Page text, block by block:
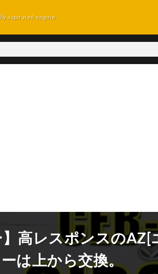
aspirated engine
】高レスポンスの
は上から交換。